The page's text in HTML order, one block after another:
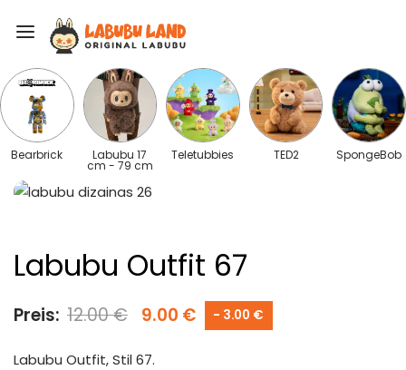
Bearbrick Labubu 17
cm - 79 cm
Teletubbies TED2 SpongeBob
Labubu Outfit 67
Preis: 12.00€ 9.00 € - 3.00 €
Labubu Outfit, Stil 67.